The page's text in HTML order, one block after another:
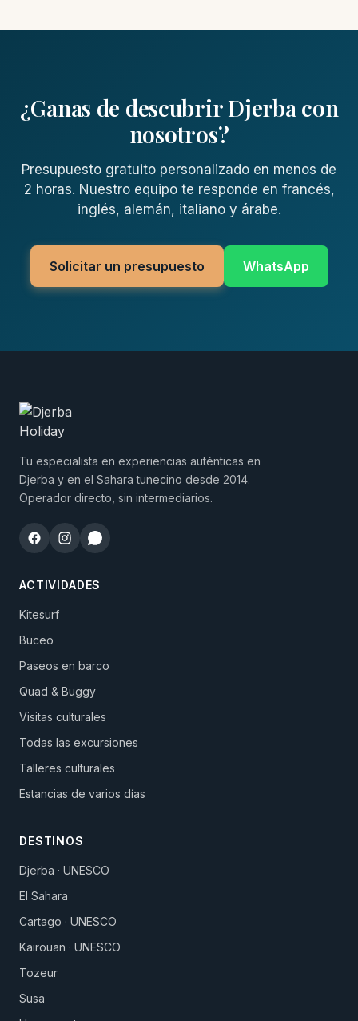
¿Ganas de descubrir Djerba con
nosotros?
Presupuesto gratuito personalizado en menos de
2 horas. Nuestro equipo te responde en francés,
inglés, alemán, italiano y árabe.
Solicitar un presupuesto WhatsApp
Tu especialista en experiencias auténticas en
Djerba y en el Sahara tunecino desde 2014.
Operador directo, sin intermediarios.
ACTIVIDADES
Kitesurf
Buceo
Paseos en barco
Quad & Buggy
Visitas culturales
Todas las excursiones
Talleres culturales
Estancias de varios días
DESTINOS
Djerba · UNESCO
El Sahara
Cartago · UNESCO
Kairouan · UNESCO
Tozeur
Susa